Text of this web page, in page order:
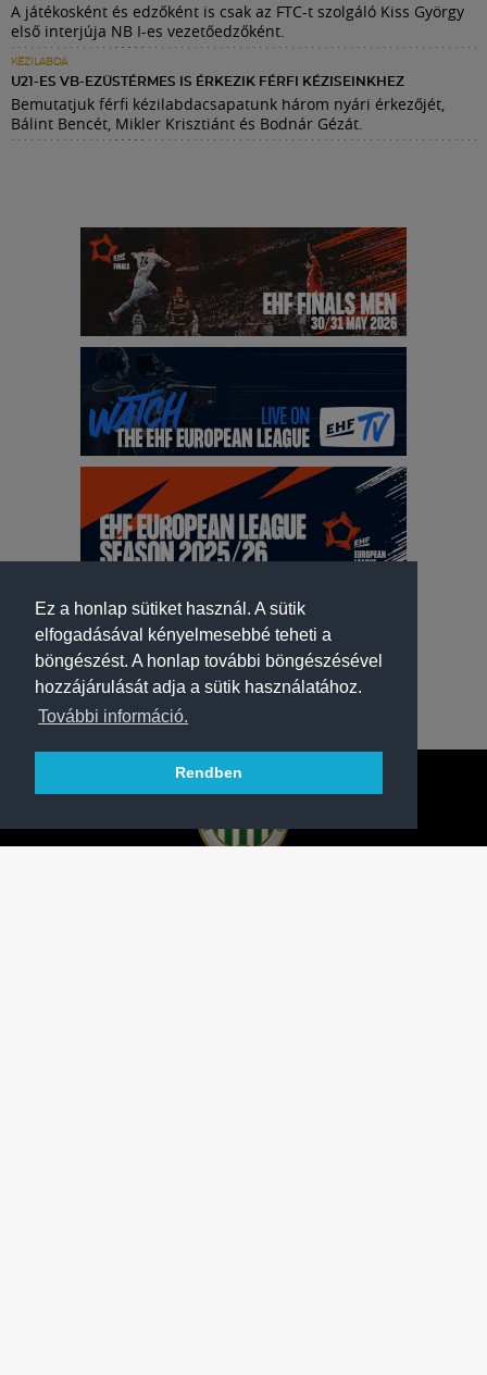
Ez a honlap sütiket használ. A sütik
elfogadásával kényelmesebbé teheti a
böngészést. A honlap további böngészésével
hozzájárulását adja a sütik használatához.
További információ.
Rendben
A játékosként és edzőként is csak az FTC-t szolgáló Kiss György
első interjúja NB I-es vezetőedzőként.
KÉZILABDA
U21-ES VB-EZÜSTÉRMES IS ÉRKEZIK FÉRFI KÉZISEINKHEZ
Bemutatjuk férfi kézilabdacsapatunk három nyári érkezőjét,
Bálint Bencét, Mikler Krisztiánt és Bodnár Gézát.